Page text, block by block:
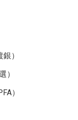
）
）
）